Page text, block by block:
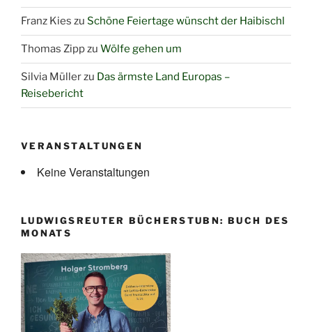
Franz Kies zu Schöne Feiertage wünscht der Haibischl
Thomas Zippzu Wölfe gehen um
Silvia Müllerzu Das ärmste Land Europas –
Reisebericht
VERANSTALTUNGEN
Keine Veranstaltungen
LUDWIGSREUTER BÜCHERSTUBN: BUCH DES
MONATS